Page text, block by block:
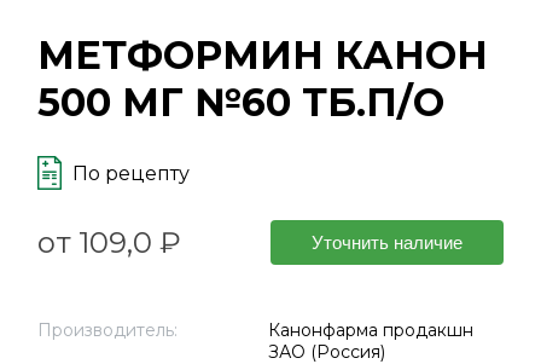
МЕТФОРМИН КАНОН
500 МГ №60 ТБ.П/О
По рецепту
от 109,0 ₽ Уточнить наличие
Производитель:
Канонфарма продакшн
ЗАО (Россия)